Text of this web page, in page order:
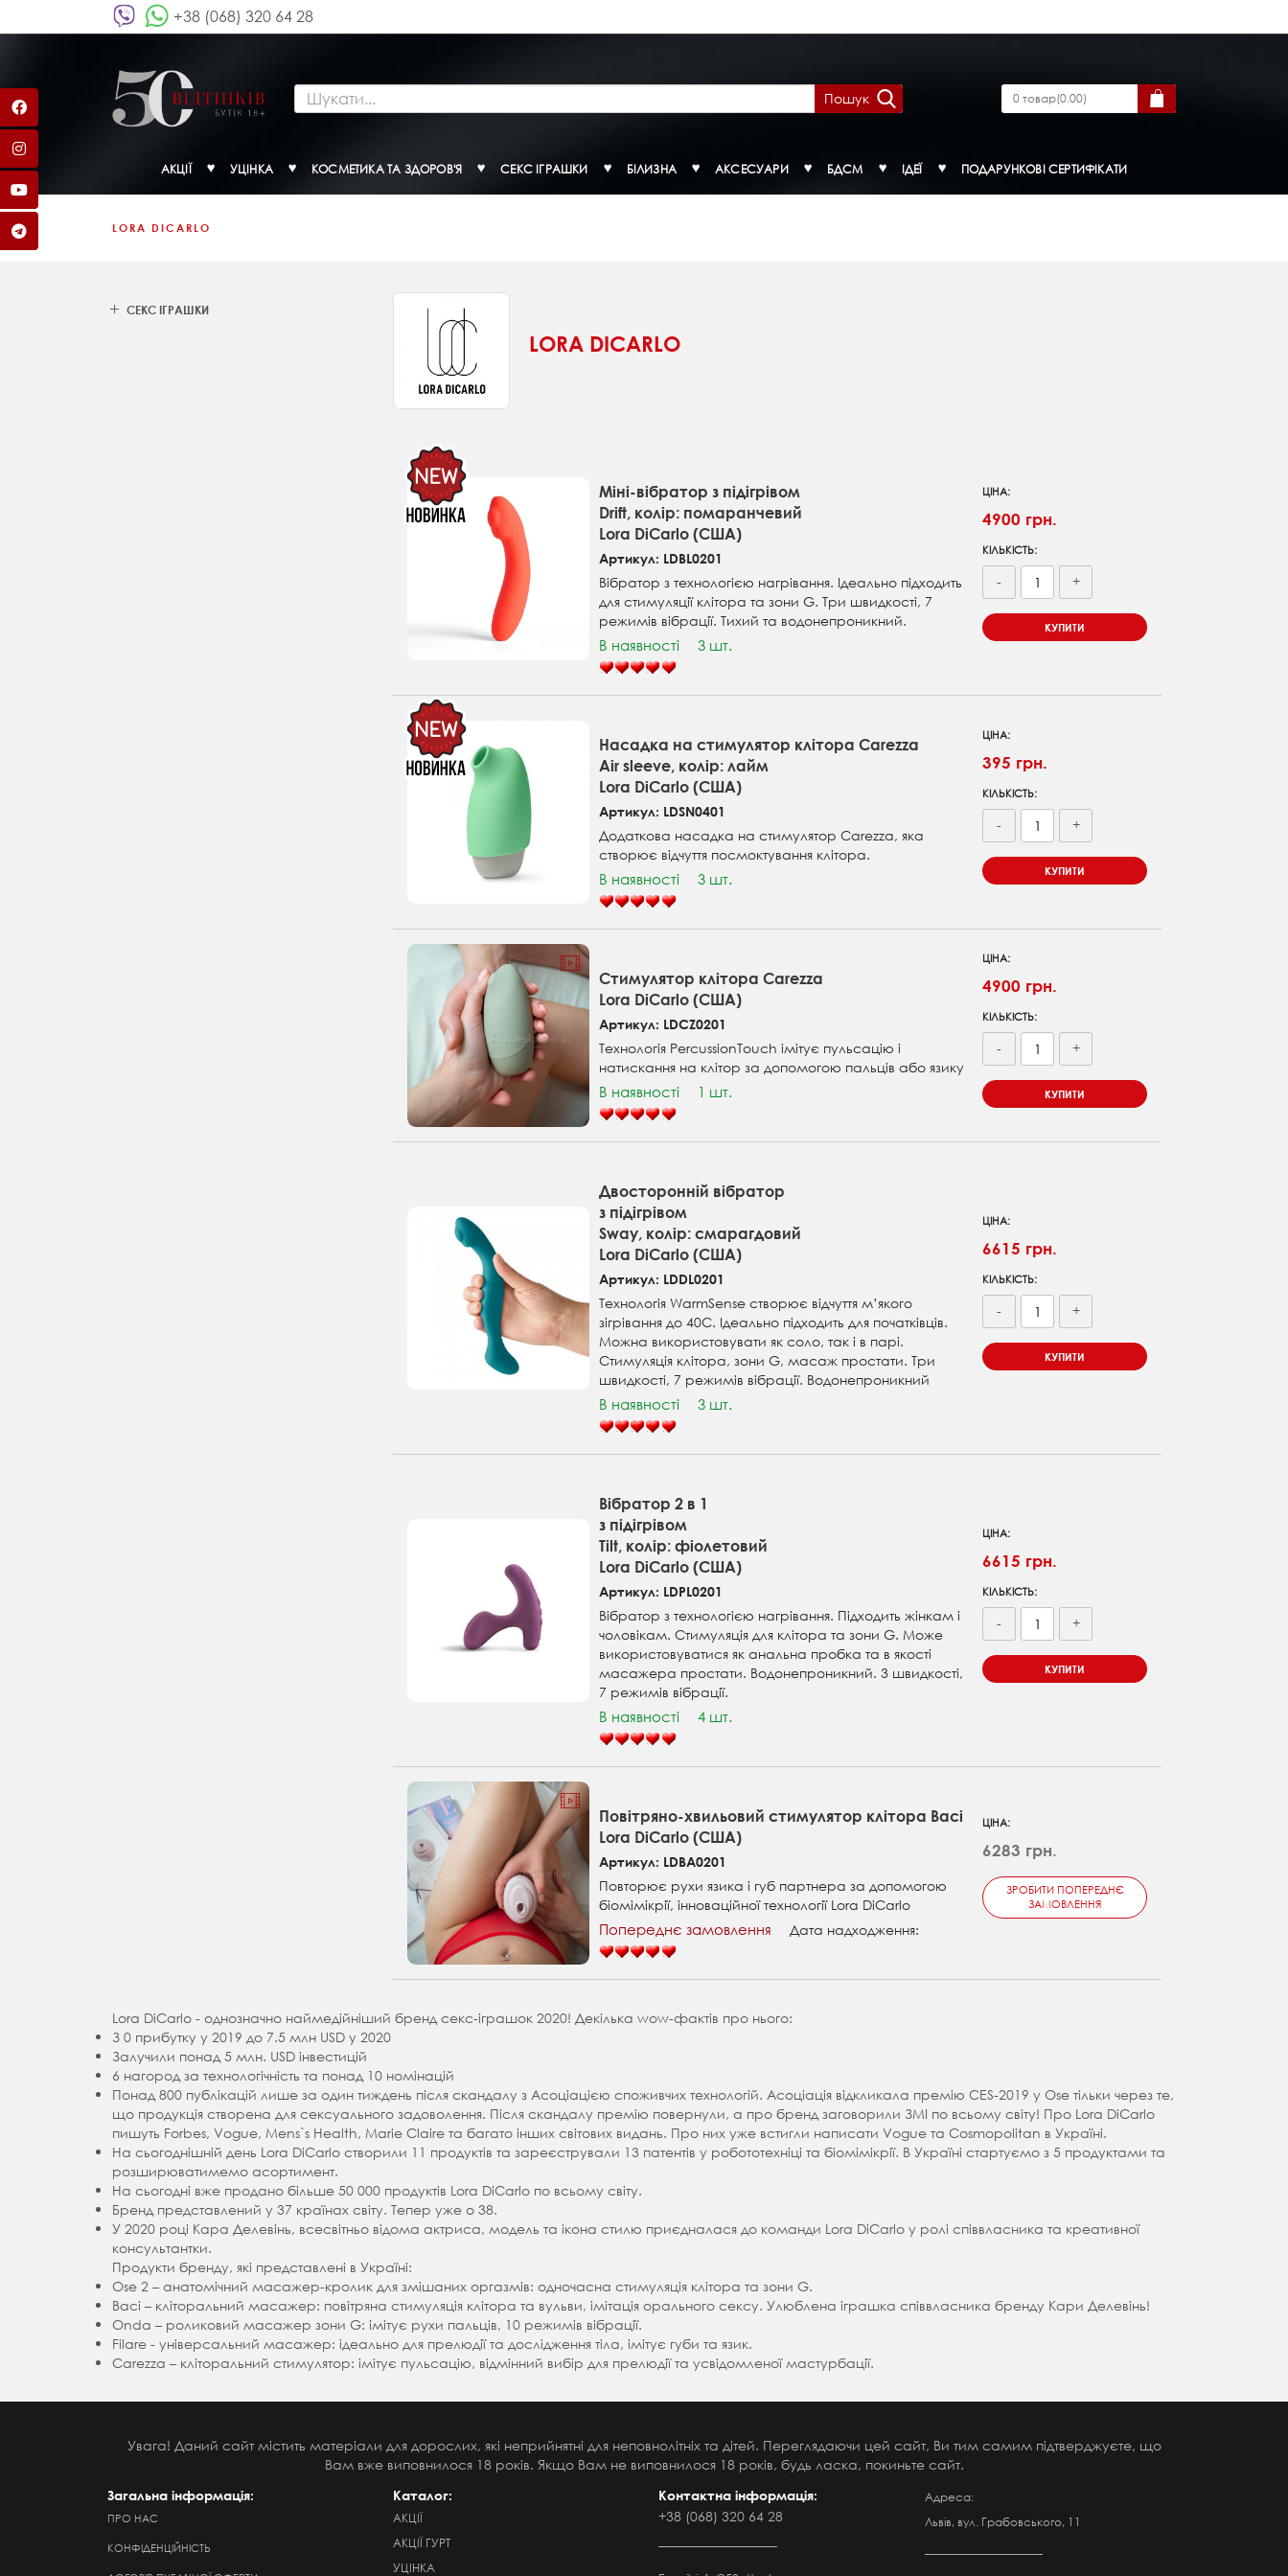
+38 (068) 320 64 28
Пошук 0товар(0.00)
АКЦІЇ УЦІНКА КОСМЕТИКА ТА ЗДОРОВ'Я СЕКС ІГРАШКИ БІЛИЗНА АКСЕСУАРИ БДСМ ІДЕЇ ПОДАРУНКОВІ СЕРТИФІКАТИ
LORA DICARLO
СЕКС ІГРАШКИ
LORA DICARLO
Міні-вібратор з підігрівом
Drift, колір: помаранчевий
Lora DiCarlo (США)
Артикул: LDBL0201
Вібратор з технологією нагрівання. Ідеально підходить
для стимуляції клітора та зони G. Три швидкості, 7
режимів вібрації. Тихий та водонепроникний.
В наявності 3 шт.
ЦІНА:
4900 грн.
КІЛЬКІСТЬ:
- +
КУПИТИ
Насадка на стимулятор клітора Carezza
Air sleeve, колір: лайм
Lora DiCarlo (США)
Артикул: LDSN0401
Додаткова насадка на стимулятор Carezza, яка
створює відчуття посмоктування клітора.
В наявності 3 шт.
ЦІНА:
395 грн.
КІЛЬКІСТЬ:
- +
КУПИТИ
Стимулятор клітора Carezza
Lora DiCarlo (США)
Артикул: LDCZ0201
Технологія PercussionTouch імітує пульсацію і
натискання на клітор за допомогою пальців або язику
В наявності 1 шт.
ЦІНА:
4900 грн.
КІЛЬКІСТЬ:
- +
КУПИТИ
Двосторонній вібратор
з підігрівом
Sway, колір: смарагдовий
Lora DiCarlo (США)
Артикул: LDDL0201
Технологія WarmSense створює відчуття м’якого
зігрівання до 40C. Ідеально підходить для початківців.
Можна використовувати як соло, так і в парі.
Стимуляція клітора, зони G, масаж простати. Три
швидкості, 7 режимів вібрації. Водонепроникний
В наявності 3 шт.
ЦІНА:
6615 грн.
КІЛЬКІСТЬ:
- +
КУПИТИ
Вібратор 2 в 1
з підігрівом
Tilt, колір: фіолетовий
Lora DiCarlo (США)
Артикул: LDPL0201
Вібратор з технологією нагрівання. Підходить жінкам і
чоловікам. Стимуляція для клітора та зони G. Може
використовуватися як анальна пробка та в якості
масажера простати. Водонепроникний. 3 швидкості,
7 режимів вібрації.
В наявності 4 шт.
ЦІНА:
6615 грн.
КІЛЬКІСТЬ:
- +
КУПИТИ
Повітряно-хвильовий стимулятор клітора Baci
Lora DiCarlo (США)
Артикул: LDBA0201
Повторює рухи язика і губ партнера за допомогою
біомімікрії, інноваційної технології Lora DiCarlo
Попереднє замовлення Дата надходження:
ЦІНА:
6283 грн.
ЗРОБИТИ ПОПЕРЕДНЄ
ЗАМОВЛЕННЯ
Lora DiCarlo - однозначно наймедійніший бренд секс-іграшок 2020! Декілька wow-фактів про нього:
З 0 прибутку у 2019 до 7.5 млн USD у 2020
Залучили понад 5 млн. USD інвестицій
6 нагород за технологічність та понад 10 номінацій
Понад 800 публікацій лише за один тиждень після скандалу з Асоціацією споживчих технологій. Асоціація відкликала премію CES-2019 у Ose тільки через те,
що продукція створена для сексуального задоволення. Після скандалу премію повернули, а про бренд заговорили ЗМІ по всьому світу! Про Lora DiCarlo
пишуть Forbes, Vogue, Mens`s Health, Marie Claire та багато інших світових видань. Про них уже встигли написати Vogue та Cosmopolitan в Україні.
На сьогоднішній день Lora DiCarlo створили 11 продуктів та зареєстрували 13 патентів у робототехніці та біомімікрії. В Україні стартуємо з 5 продуктами та
розширюватимемо асортимент.
На сьогодні вже продано більше 50 000 продуктів Lora DiCarlo по всьому світу.
Бренд представлений у 37 країнах світу. Тепер уже о 38.
У 2020 році Кара Делевінь, всесвітньо відома актриса, модель та ікона стилю приєдналася до команди Lora DiCarlo у ролі співвласника та креативної
консультантки.
Продукти бренду, які представлені в Україні:
Ose 2 – анатомічний масажер-кролик для змішаних оргазмів: одночасна стимуляція клітора та зони G.
Baci – кліторальний масажер: повітряна стимуляція клітора та вульви, імітація орального сексу. Улюблена іграшка співвласника бренду Кари Делевінь!
Onda – роликовий масажер зони G: імітує рухи пальців, 10 режимів вібрації.
Filare - універсальний масажер: ідеально для прелюдії та дослідження тіла, імітує губи та язик.
Carezza – кліторальний стимулятор: імітує пульсацію, відмінний вибір для прелюдії та усвідомленої мастурбації.
Увага! Даний сайт містить матеріали для дорослих, які неприйнятні для неповнолітніх та дітей. Переглядаючи цей сайт, Ви тим самим підтверджуєте, що
Вам вже виповнилося 18 років. Якщо Вам не виповнилося 18 років, будь ласка, покиньте сайт.
Загальна інформація:
ПРО НАС
КОНФІДЕНЦІЙНІСТЬ
Каталог:
АКЦІЇ
АКЦІЇ ГУРТ
УЦІНКА
Контактна інформація:
+38 (068) 320 64 28
Адреса:
Львів, вул. Грабовського, 11